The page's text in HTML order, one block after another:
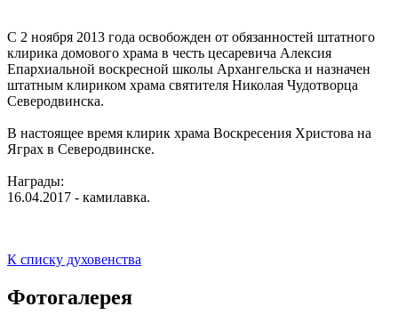
С 2 ноября 2013 года освобожден от обязанностей штатного
клирика домового храма в честь цесаревича Алексия
Епархиальной воскресной школы Архангельска и назначен
штатным клириком храма святителя Николая Чудотворца
Северодвинска.
В настоящее время клирик храма Воскресения Христова на
Яграх в Северодвинске.
Награды:
16.04.2017 - камилавка.
К списку духовенства
Фотогалерея